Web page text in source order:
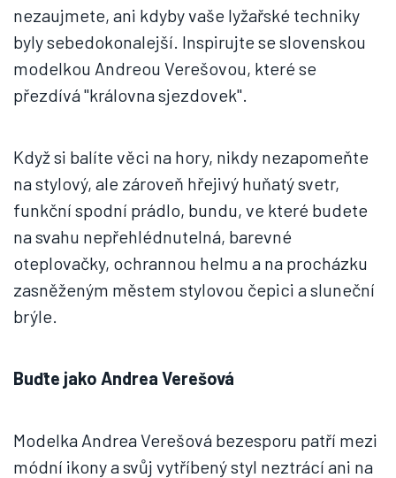
nezaujmete, ani kdyby vaše lyžařské techniky
byly sebedokonalejší. Inspirujte se slovenskou
modelkou Andreou Verešovou, které se
přezdívá "královna sjezdovek".
Když si balíte věci na hory, nikdy nezapomeňte
na stylový, ale zároveň hřejivý huňatý svetr,
funkční spodní prádlo, bundu, ve které budete
na svahu nepřehlédnutelná, barevné
oteplovačky, ochrannou helmu a na procházku
zasněženým městem stylovou čepici a sluneční
brýle.
Buďte jako Andrea Verešová
Modelka Andrea Verešová bezesporu patří mezi
módní ikony a svůj vytříbený styl neztrácí ani na